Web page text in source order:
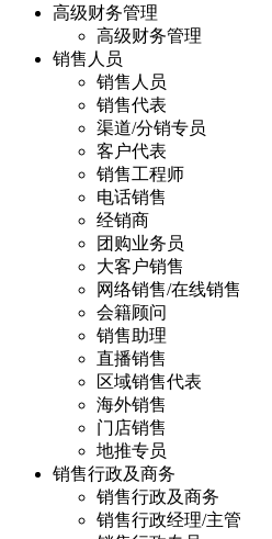
高级财务管理
高级财务管理
销售人员
销售人员
销售代表
渠道/分销专员
客户代表
销售工程师
电话销售
经销商
团购业务员
大客户销售
网络销售/在线销售
会籍顾问
销售助理
直播销售
区域销售代表
海外销售
门店销售
地推专员
销售行政及商务
销售行政及商务
销售行政经理/主管